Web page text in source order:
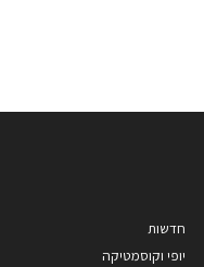
חדשות
יופי וקוסמטיקה